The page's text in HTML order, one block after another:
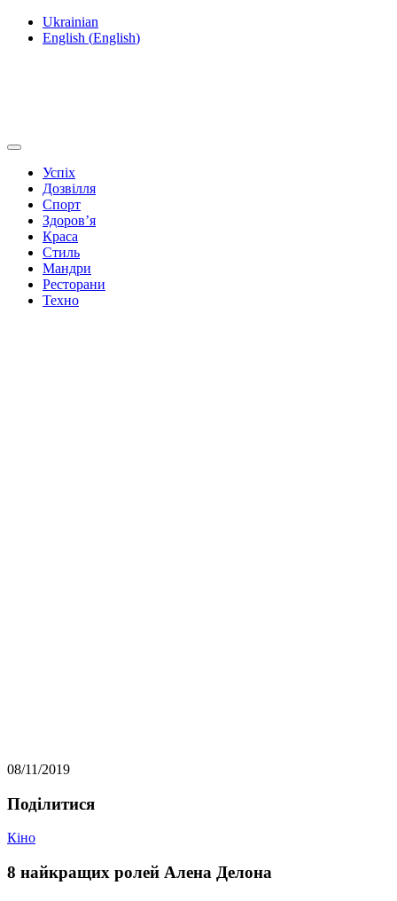
Ukrainian
English (English)
Успіх
Дозвілля
Спорт
Здоров’я
Краса
Стиль
Мандри
Ресторани
Техно
08/11/2019
Подiлитися
Кіно
8 найкращих ролей Алена Делона